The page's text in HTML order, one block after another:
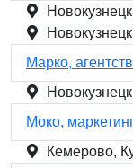
Марко,
Моко,
Кемерово,